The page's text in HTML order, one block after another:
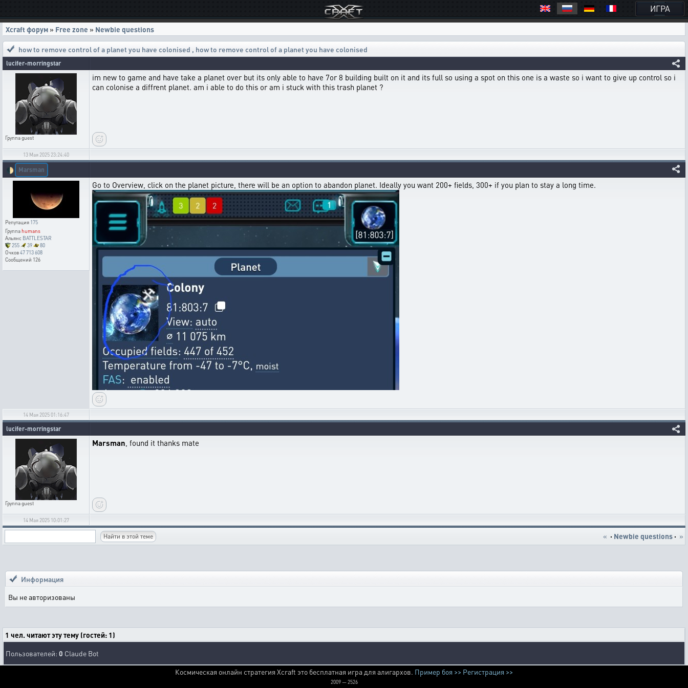
ИГРА
Xcraft форум » Free zone » Newbie questions
how to remove control of a planet you have colonised , how to remove control of a planet you have colonised
lucifer-morringstar
Группаguest
im new to game and have take a planet over but its only able to have 7or 8 building built on it and its full so using a spot on this one is a waste so i want to give up control so i
can colonise a diffrent planet. am i able to do this or am i stuck with this trash planet ?
13 Мая 2025 23:24:40
🌓 Marsman
Репутация 175
Группаhumans
Альянс BATTLESTAR
255
39
80
Очков47 713 608
Сообщений 126
Go to Overview, click on the planet picture, there will be an option to abandon planet. Ideally you want 200+ fields, 300+ if you plan to stay a long time.
14 Мая 2025 01:16:47
lucifer-morringstar
Группаguest
Marsman, found it thanks mate
14 Мая 2025 10:01:27
« · Newbie questions · »
Информация
Вы не авторизованы
1 чел. читают эту тему (гостей: 1)
Пользователей: 0 Claude Bot
Космическая онлайн стратегия Xcraft это бесплатная игра для алигархов. Пример боя >> Регистрация >>
2009 — 2526